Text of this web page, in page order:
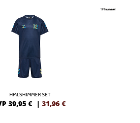
HMLSHIMMER SET
39,95 € | 31,96 €